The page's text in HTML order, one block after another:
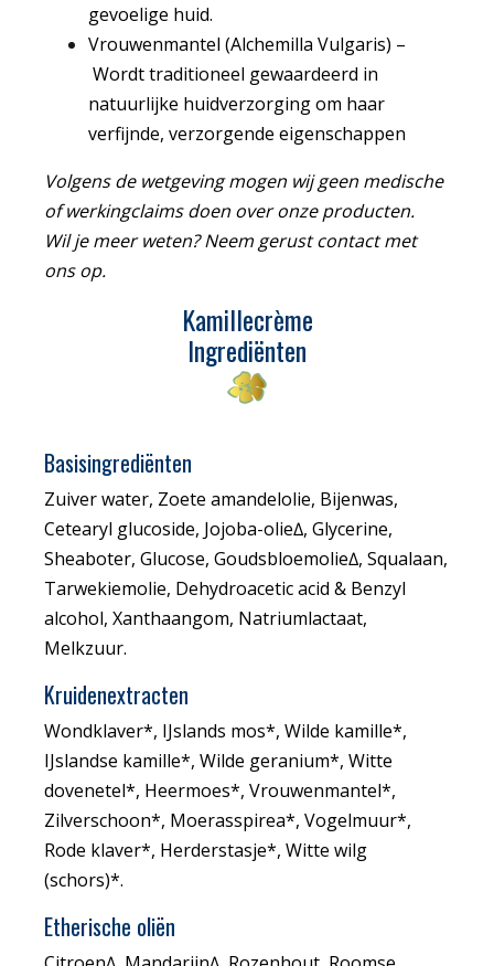
gevoelige huid.
Vrouwenmantel (Alchemilla Vulgaris) –
Wordt traditioneel gewaardeerd in
natuurlijke huidverzorging om haar
verfijnde, verzorgende eigenschappen
Volgens de wetgeving mogen wij geen medische
of werkingclaims doen over onze producten.
Wil je meer weten? Neem gerust contact met
ons op.
Kamillecrème
Ingrediënten
Basisingrediënten
Zuiver water, Zoete amandelolie, Bijenwas,
Cetearyl glucoside, Jojoba-olie∆, Glycerine,
Sheaboter, Glucose, Goudsbloemolie∆, Squalaan,
Tarwekiemolie, Dehydroacetic acid & Benzyl
alcohol, Xanthaangom, Natriumlactaat,
Melkzuur.
Kruidenextracten
Wondklaver*, IJslands mos*, Wilde kamille*,
IJslandse kamille*, Wilde geranium*, Witte
dovenetel*, Heermoes*, Vrouwenmantel*,
Zilverschoon*, Moerasspirea*, Vogelmuur*,
Rode klaver*, Herderstasje*, Witte wilg
(schors)*.
Etherische oliën